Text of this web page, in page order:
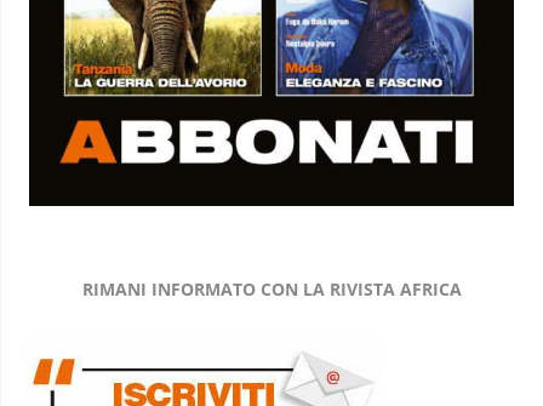
RIMANI INFORMATO CON LA RIVISTA AFRICA